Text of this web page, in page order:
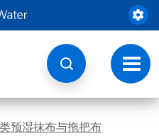
切
换
导
航
预湿抹布与拖把布